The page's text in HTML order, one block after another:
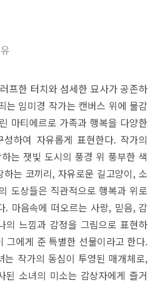
프한 터치와 섬세한 묘사가 공존하
는 임미경 작가는 캔버스 위에 물감
마티에르로 가족과 행복을 다양한
하여 자유롭게 표현한다. 작가의
는 잿빛 도시의 풍경 위 풍부한 색
는 코끼리, 자유로운 길고양이, 소
도상들은 직관적으로 행복과 위로
. 마음속에 떠오르는 사랑, 믿음, 감
의 느낌과 감정을 그림으로 표현하
그에게 준 특별한 선물이라고 한다.
는 작가의 동심이 투영된 매개체로,
된 소녀의 미소는 감상자에게 즐거